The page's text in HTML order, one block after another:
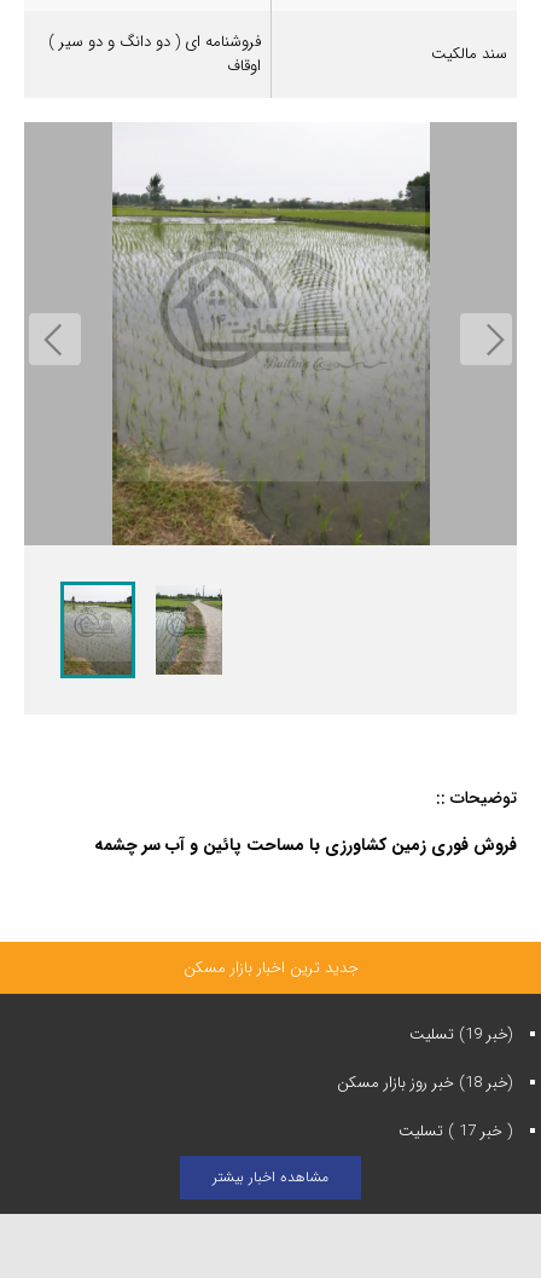
سند مالکیت
فروشنامه ای ( دو دانگ و دو سیر )
اوقاف
توضیحات ::
فروش فوری زمین کشاورزی با مساحت پائین و آب سر چشمه
جدید ترین اخبار بازار مسکن
(خبر 19) تسلیت
(خبر 18) خبر روز بازار مسکن
( خبر 17 ) تسلیت
مشاهده اخبار بیشتر